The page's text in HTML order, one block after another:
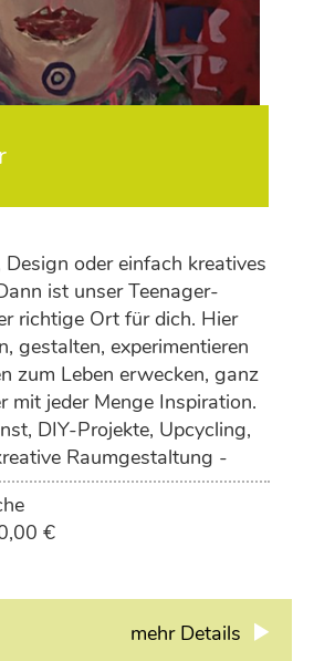
oder einfach kreatives
ist unser Teenager-
richtige Ort für dich. Hier
gestalten, experimentieren
zum Leben erwecken, ganz
mit jeder Menge Inspiration.
DIY-Projekte, Upcycling,
Raumgestaltung -
keine Grenzen gesetzt.
€
mehr Details